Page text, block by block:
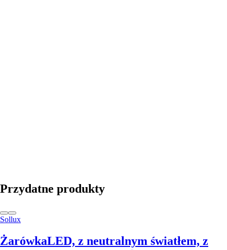
Przydatne produkty
Sollux
ŻarówkaLED, z neutralnym światłem, z